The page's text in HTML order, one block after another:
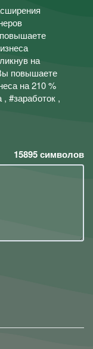
на
повышаете
на 210 %
#заработок ,
15895символов